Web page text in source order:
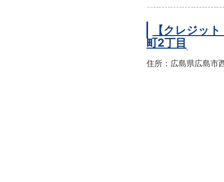
【クレジッ
町2丁目
住所：広島県広島市